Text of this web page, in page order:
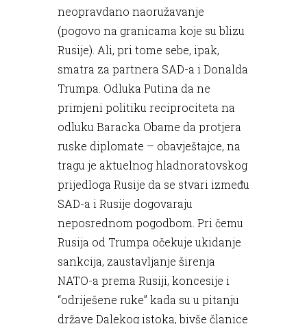
neopravdano naoružavanje
(pogovo na granicama koje su blizu
Rusije). Ali, pri tome sebe, ipak,
smatra za partnera SAD-a i Donalda
Trumpa. Odluka Putina da ne
primjeni politiku reciprociteta na
odluku Baracka Obame da protjera
ruske diplomate – obavještajce, na
tragu je aktuelnog hladnoratovskog
prijedloga Rusije da se stvari između
SAD-a i Rusije dogovaraju
neposrednom pogodbom. Pri čemu
Rusija od Trumpa očekuje ukidanje
sankcija, zaustavljanje širenja
NATO-a prema Rusiji, koncesije i
“odriješene ruke” kada su u pitanju
države Dalekog istoka, bivše članice